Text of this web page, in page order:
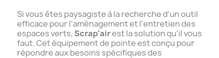
Si vous êtes paysagiste à la recherche d'un outil
efficace pour l'aménagement et l'entretien des
espaces verts,Scrap'airest la solution qu'il vous
faut. Cet équipement de pointe est conçu pour
répondre aux besoins spécifiques des